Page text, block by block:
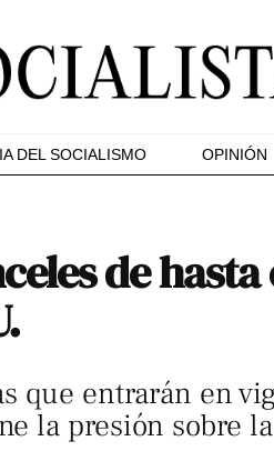
DEL SOCIALISMO OPINIÓN
de hasta
que entrarán en
la presión sobre